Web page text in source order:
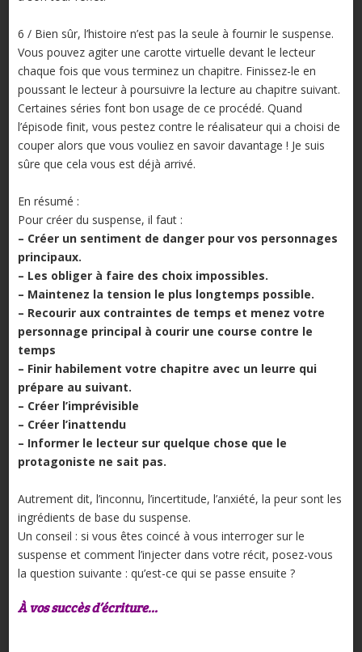
6 / Bien sûr, l’histoire n’est pas la seule à fournir le suspense.
Vous pouvez agiter une carotte virtuelle devant le lecteur
chaque fois que vous terminez un chapitre. Finissez-le en
poussant le lecteur à poursuivre la lecture au chapitre suivant.
Certaines séries font bon usage de ce procédé. Quand
l’épisode finit, vous pestez contre le réalisateur qui a choisi de
couper alors que vous vouliez en savoir davantage ! Je suis
sûre que cela vous est déjà arrivé.
En résumé :
Pour créer du suspense, il faut :
– Créer un sentiment de danger pour vos personnages
principaux.
– Les obliger à faire des choix impossibles.
– Maintenez la tension le plus longtemps possible.
– Recourir aux contraintes de temps et menez votre
personnage principal à courir une course contre le
temps
– Finir habilement votre chapitre avec un leurre qui
prépare au suivant.
– Créer l’imprévisible
– Créer l’inattendu
– Informer le lecteur sur quelque chose que le
protagoniste ne sait pas.
Autrement dit, l’inconnu, l’incertitude, l’anxiété, la peur sont les
ingrédients de base du suspense.
Un conseil : si vous êtes coincé à vous interroger sur le
suspense et comment l’injecter dans votre récit, posez-vous
la question suivante : qu’est-ce qui se passe ensuite ?
À vos succès d’écriture…